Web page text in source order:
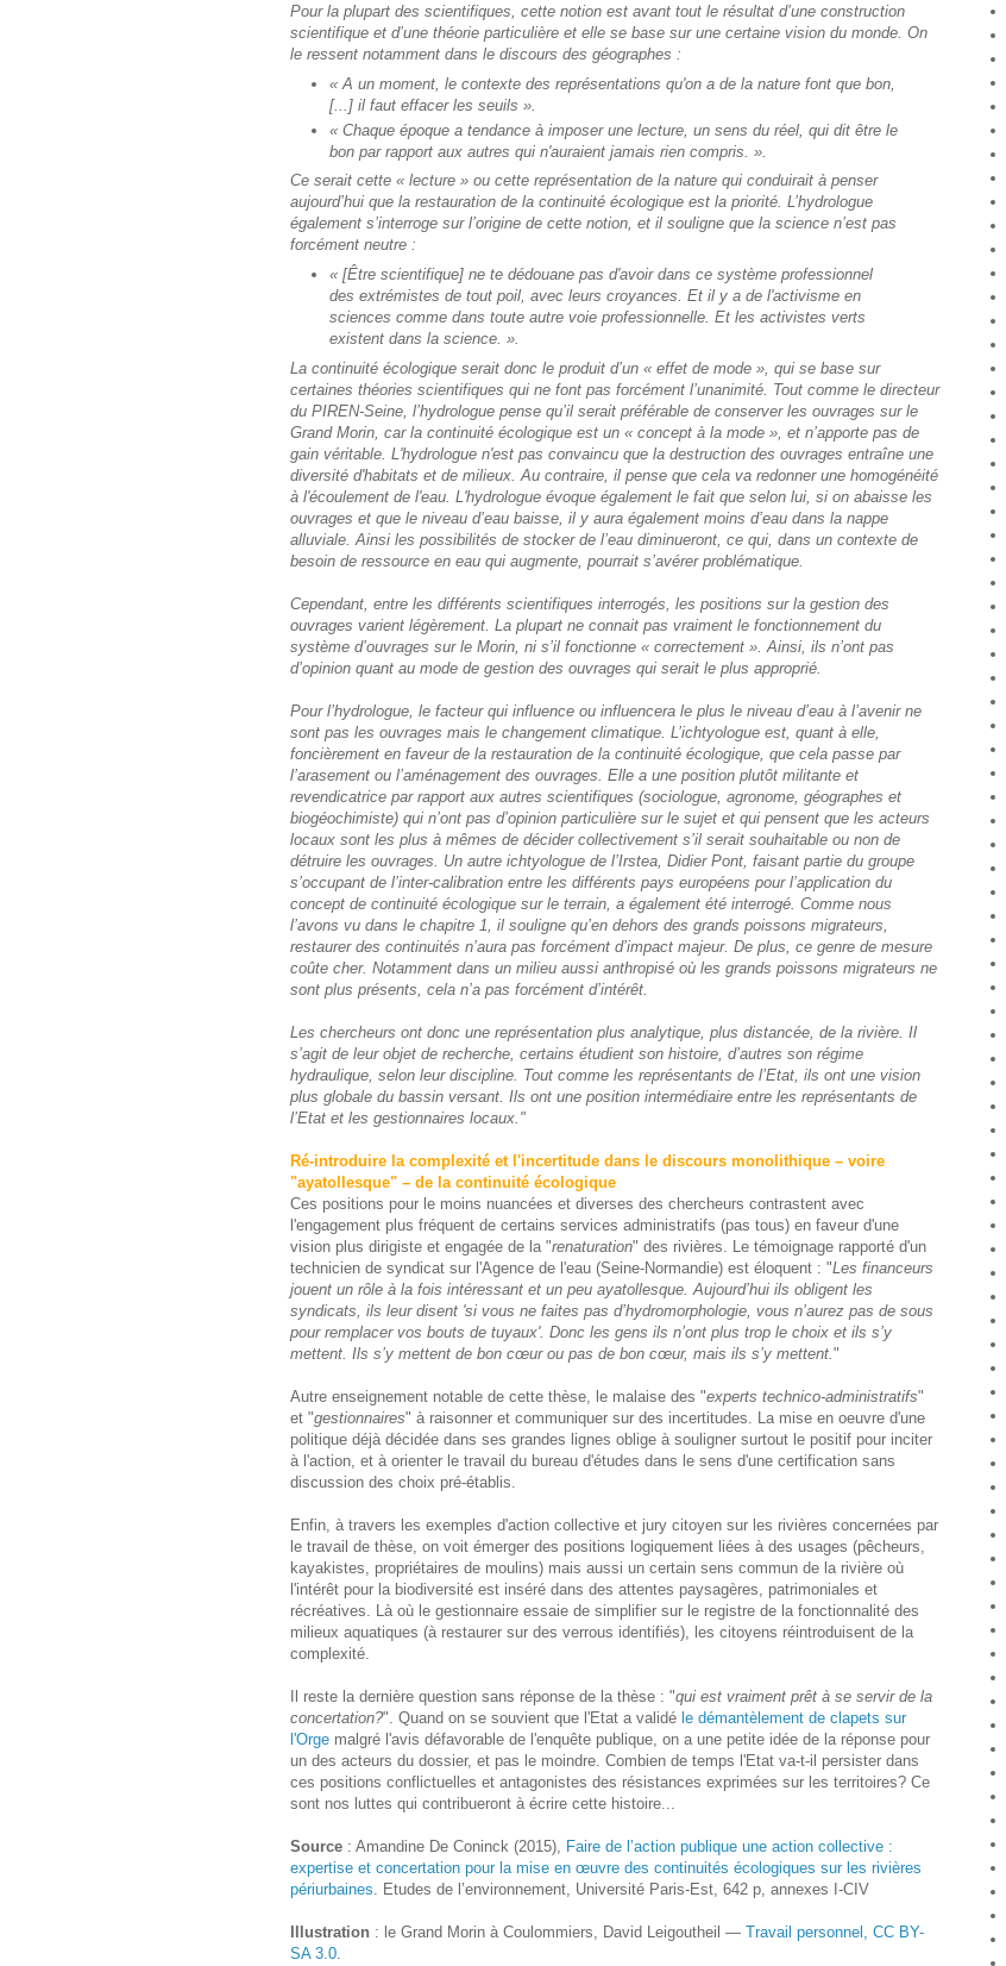
Pour la plupart des scientifiques, cette notion est avant tout le résultat d’une construction
scientifique et d’une théorie particulière et elle se base sur une certaine vision du monde. On
le ressent notamment dans le discours des géographes :
« A un moment, le contexte des représentations qu'on a de la nature font que bon,
[...] il faut effacer les seuils ».
« Chaque époque a tendance à imposer une lecture, un sens du réel, qui dit être le
bon par rapport aux autres qui n'auraient jamais rien compris. ».
Ce serait cette « lecture » ou cette représentation de la nature qui conduirait à penser
aujourd’hui que la restauration de la continuité écologique est la priorité. L’hydrologue
également s’interroge sur l’origine de cette notion, et il souligne que la science n’est pas
forcément neutre :
« [Être scientifique] ne te dédouane pas d'avoir dans ce système professionnel
des extrémistes de tout poil, avec leurs croyances. Et il y a de l'activisme en
sciences comme dans toute autre voie professionnelle. Et les activistes verts
existent dans la science. ».
La continuité écologique serait donc le produit d’un « effet de mode », qui se base sur
certaines théories scientifiques qui ne font pas forcément l’unanimité. Tout comme le directeur
du PIREN-Seine, l’hydrologue pense qu’il serait préférable de conserver les ouvrages sur le
Grand Morin, car la continuité écologique est un « concept à la mode », et n’apporte pas de
gain véritable. L'hydrologue n'est pas convaincu que la destruction des ouvrages entraîne une
diversité d'habitats et de milieux. Au contraire, il pense que cela va redonner une homogénéité
à l'écoulement de l'eau. L'hydrologue évoque également le fait que selon lui, si on abaisse les
ouvrages et que le niveau d’eau baisse, il y aura également moins d’eau dans la nappe
alluviale. Ainsi les possibilités de stocker de l’eau diminueront, ce qui, dans un contexte de
besoin de ressource en eau qui augmente, pourrait s’avérer problématique.
Cependant, entre les différents scientifiques interrogés, les positions sur la gestion des
ouvrages varient légèrement. La plupart ne connait pas vraiment le fonctionnement du
système d’ouvrages sur le Morin, ni s’il fonctionne « correctement ». Ainsi, ils n’ont pas
d’opinion quant au mode de gestion des ouvrages qui serait le plus approprié.
Pour l’hydrologue, le facteur qui influence ou influencera le plus le niveau d’eau à l’avenir ne
sont pas les ouvrages mais le changement climatique. L’ichtyologue est, quant à elle,
foncièrement en faveur de la restauration de la continuité écologique, que cela passe par
l’arasement ou l’aménagement des ouvrages. Elle a une position plutôt militante et
revendicatrice par rapport aux autres scientifiques (sociologue, agronome, géographes et
biogéochimiste) qui n’ont pas d’opinion particulière sur le sujet et qui pensent que les acteurs
locaux sont les plus à mêmes de décider collectivement s’il serait souhaitable ou non de
détruire les ouvrages. Un autre ichtyologue de l’Irstea, Didier Pont, faisant partie du groupe
s’occupant de l’inter-calibration entre les différents pays européens pour l’application du
concept de continuité écologique sur le terrain, a également été interrogé. Comme nous
l’avons vu dans le chapitre 1, il souligne qu’en dehors des grands poissons migrateurs,
restaurer des continuités n’aura pas forcément d’impact majeur. De plus, ce genre de mesure
coûte cher. Notamment dans un milieu aussi anthropisé où les grands poissons migrateurs ne
sont plus présents, cela n’a pas forcément d’intérêt.
Les chercheurs ont donc une représentation plus analytique, plus distancée, de la rivière. Il
s’agit de leur objet de recherche, certains étudient son histoire, d’autres son régime
hydraulique, selon leur discipline. Tout comme les représentants de l’Etat, ils ont une vision
plus globale du bassin versant. Ils ont une position intermédiaire entre les représentants de
l’Etat et les gestionnaires locaux."
Ré-introduire la complexité et l'incertitude dans le discours monolithique – voire
"ayatollesque" – de la continuité écologique
Ces positions pour le moins nuancées et diverses des chercheurs contrastent avec
l'engagement plus fréquent de certains services administratifs (pas tous) en faveur d'une
vision plus dirigiste et engagée de la "renaturation" des rivières. Le témoignage rapporté d'un
technicien de syndicat sur l'Agence de l'eau (Seine-Normandie) est éloquent : "Les financeurs
jouent un rôle à la fois intéressant et un peu ayatollesque. Aujourd’hui ils obligent les
syndicats, ils leur disent 'si vous ne faites pas d’hydromorphologie, vous n’aurez pas de sous
pour remplacer vos bouts de tuyaux'. Donc les gens ils n’ont plus trop le choix et ils s’y
mettent. Ils s’y mettent de bon cœur ou pas de bon cœur, mais ils s’y mettent. "
Autre enseignement notable de cette thèse, le malaise des "experts technico-administratifs"
et "gestionnaires" à raisonner et communiquer sur des incertitudes. La mise en oeuvre d'une
politique déjà décidée dans ses grandes lignes oblige à souligner surtout le positif pour inciter
à l'action, et à orienter le travail du bureau d'études dans le sens d'une certification sans
discussion des choix pré-établis.
Enfin, à travers les exemples d'action collective et jury citoyen sur les rivières concernées par
le travail de thèse, on voit émerger des positions logiquement liées à des usages (pêcheurs,
kayakistes, propriétaires de moulins) mais aussi un certain sens commun de la rivière où
l'intérêt pour la biodiversité est inséré dans des attentes paysagères, patrimoniales et
récréatives. Là où le gestionnaire essaie de simplifier sur le registre de la fonctionnalité des
milieux aquatiques (à restaurer sur des verrous identifiés), les citoyens réintroduisent de la
complexité.
Il reste la dernière question sans réponse de la thèse : "qui est vraiment prêt à se servir de la
concertation?". Quand on se souvient que l'Etat a validé le démantèlement de clapets sur
l'Orge malgré l'avis défavorable de l'enquête publique, on a une petite idée de la réponse pour
un des acteurs du dossier, et pas le moindre. Combien de temps l'Etat va-t-il persister dans
ces positions conflictuelles et antagonistes des résistances exprimées sur les territoires? Ce
sont nos luttes qui contribueront à écrire cette histoire...
Source : Amandine De Coninck (2015), Faire de l’action publique une action collective :
expertise et concertation pour la mise en œuvre des continuités écologiques sur les rivières
périurbaines . Etudes de l’environnement, Université Paris-Est, 642 p, annexes I-CIV
Illustration : le Grand Morin à Coulommiers, David Leigoutheil — Travail personnel, CC BY-
SA 3.0